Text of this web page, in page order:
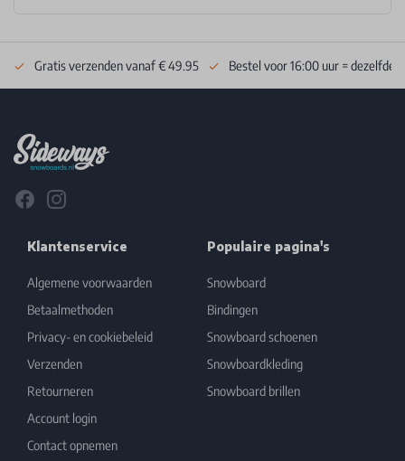
Gratis verzenden vanaf € 49.95 Bestel voor 16:00 uur = dezelfde
FacebookInstagram
Klantenservice
Algemene voorwaarden
Betaalmethoden
Privacy- en cookiebeleid
Verzenden
Retourneren
Account login
Contact opnemen
Populaire pagina's
Snowboard
Bindingen
Snowboard schoenen
Snowboardkleding
Snowboard brillen